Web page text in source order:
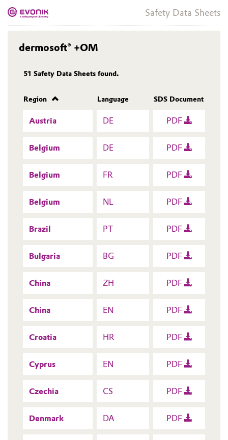
Safety Data Sheets
dermosoft® +OM
51 Safety Data Sheets found.
Region Language SDS Document
Austria DE PDF
Belgium DE PDF
Belgium FR PDF
Belgium NL PDF
Brazil PT PDF
Bulgaria BG PDF
China ZH PDF
China EN PDF
Croatia HR PDF
Cyprus EN PDF
Czechia CS PDF
Denmark DA PDF